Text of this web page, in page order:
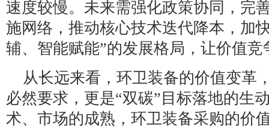
速度较慢。未来需强化政策协同，完
施网络，推动核心技术迭代降本，加
辅、智能赋能”的发展格局，让价值
从长远来看，环卫装备的价值变革
必然要求，更是“双碳”目标落地的生
术、市场的成熟，环卫装备采购的价